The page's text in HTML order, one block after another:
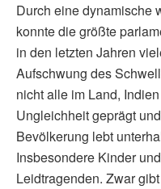
Durch eine dynamische
konnte die größte
in den letzten Jahren
Aufschwung des
nicht alle im Land,
Ungleichheit geprägt
Bevölkerung lebt
Insbesondere Kinder
Leidtragenden. Zwar